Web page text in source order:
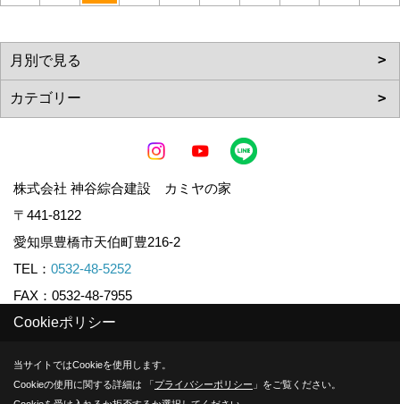
株式会社 神谷綜合建設 カミヤの家
〒441-8122
愛知県豊橋市天伯町豊216-2
TEL： 0532-48-5252
FAX：0532-48-7955
Copyright (c) KAMIYA CO.,LTD. All Rights Reserved.
Produced byゴデスクリエイト
Cookieポリシー
当サイトではCookieを使用します。
Cookieの使用に関する詳細は 「プライバシーポリシー 」をご覧ください。